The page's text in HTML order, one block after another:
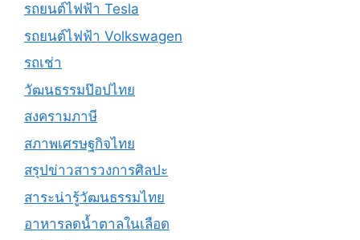
รถยนต์ไฟฟ้า Tesla
รถยนต์ไฟฟ้า Volkswagen
รถเช่า
วัฒนธรรมป๊อปไทย
สงครามภาษี
สภาพเศรษฐกิจไทย
สรุปข่าวสารวงการศิลปะ
สาระน่ารู้วัฒนธรรมไทย
อาหารลดน้ำตาลในเลือด